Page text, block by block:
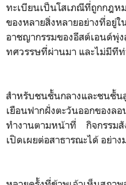
ทะเบียนเป็นโสเภณีที่ถูกกฎห
ของหลายสิ่งหลายอย่างที่
อาชญากรรมของอีสต์เอนด์พุ่
ทศวรรษที่ผ่านมา และไม่มีทีท่
สำหรับชนชั้นกลางและชนชั้
เยือนฟากฝั่งตะวันออกขอ
ทำงานตามหน้าที่ กิจกรรมสั
เปิดเผยต่อสาธารณะได้ อย่